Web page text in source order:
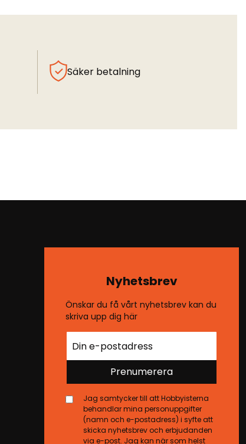
Säker betalning
Nyhetsbrev
Önskar du få vårt nyhetsbrev kan du
skriva upp dig här
Prenumerera
Jag samtycker till att Hobbyisterna
behandlar mina personuppgifter
(namn och e-postadress) i syfte att
skicka nyhetsbrev och erbjudanden
via e-post. Jag kan när som helst